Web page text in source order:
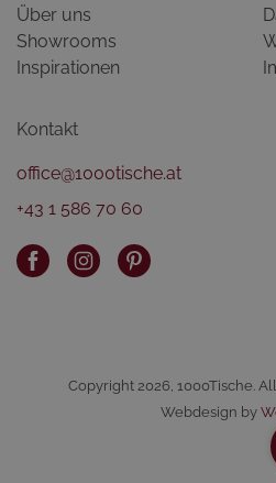
Über uns
Showrooms
Inspirationen
Kontakt
office@1000tische.at
+43 1 586 70 60
Copyright 2026, 1000Tische.
Webdesign by